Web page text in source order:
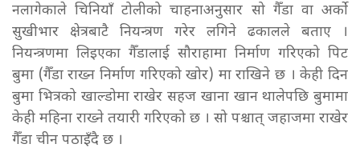
नलागेकाले चिनियाँ टोलीको चाहनाअनुसार सो गैँडा वा अर्काे
सुखीभार क्षेत्रबाटै नियन्त्रण गरेर लगिने ढकालले बताए ।
नियन्त्रणमा लिइएका गैँडालाई सौराहामा निर्माण गरिएको पिट
बुमा (गैँडा राख्न निर्माण गरिएको खोर) मा राखिने छ । केही दिन
बुमा भित्रको खाल्डोमा राखेर सहज खाना खान थालेपछि बुमामा
केही महिना राख्ने तयारी गरिएको छ । सो पश्चात् जहाजमा राखेर
गैँडा चीन पठाइँदै छ ।